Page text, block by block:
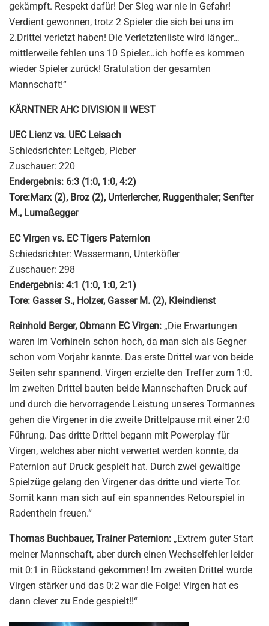
gekämpft. Respekt dafür! Der Sieg war nie in Gefahr!
Verdient gewonnen, trotz 2 Spieler die sich bei uns im
2.Drittel verletzt haben! Die Verletztenliste wird länger…
mittlerweile fehlen uns 10 Spieler…ich hoffe es kommen
wieder Spieler zurück! Gratulation der gesamten
Mannschaft!“
KÄRNTNER AHC DIVISION II WEST
UEC Lienz vs. UEC Leisach
Schiedsrichter: Leitgeb, Pieber
Zuschauer: 220
Endergebnis: 6:3 (1:0, 1:0, 4:2)
Tore:Marx (2), Broz (2), Unterlercher, Ruggenthaler; Senfter
M., Lumaßegger
EC Virgen vs. EC Tigers Paternion
Schiedsrichter: Wassermann, Unterköfler
Zuschauer: 298
Endergebnis: 4:1 (1:0, 1:0, 2:1)
Tore: Gasser S., Holzer, Gasser M. (2), Kleindienst
Reinhold Berger, Obmann EC Virgen: „Die Erwartungen
waren im Vorhinein schon hoch, da man sich als Gegner
schon vom Vorjahr kannte. Das erste Drittel war von beide
Seiten sehr spannend. Virgen erzielte den Treffer zum 1:0.
Im zweiten Drittel bauten beide Mannschaften Druck auf
und durch die hervorragende Leistung unseres Tormannes
gehen die Virgener in die zweite Drittelpause mit einer 2:0
Führung. Das dritte Drittel begann mit Powerplay für
Virgen, welches aber nicht verwertet werden konnte, da
Paternion auf Druck gespielt hat. Durch zwei gewaltige
Spielzüge gelang den Virgener das dritte und vierte Tor.
Somit kann man sich auf ein spannendes Retourspiel in
Radenthein freuen.“
Thomas Buchbauer, Trainer Paternion: „Extrem guter Start
meiner Mannschaft, aber durch einen Wechselfehler leider
mit 0:1 in Rückstand gekommen! Im zweiten Drittel wurde
Virgen stärker und das 0:2 war die Folge! Virgen hat es
dann clever zu Ende gespielt!!“